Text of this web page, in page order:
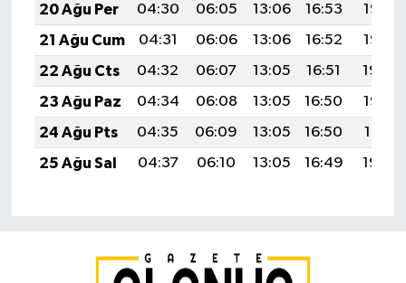
20 Ağu Per
04:30 06:05 13:06 16:53
19:57
21 Ağu Cum
04:31 06:06 13:06 16:52
19:56
22 Ağu Cts
04:32 06:07 13:05 16:51
19:54
23 Ağu Paz
04:34 06:08 13:05 16:50
19:53
24 Ağu Pts
04:35 06:09 13:05 16:50
19:51
25 Ağu Sal
04:37 06:10 13:05 16:49 19:49